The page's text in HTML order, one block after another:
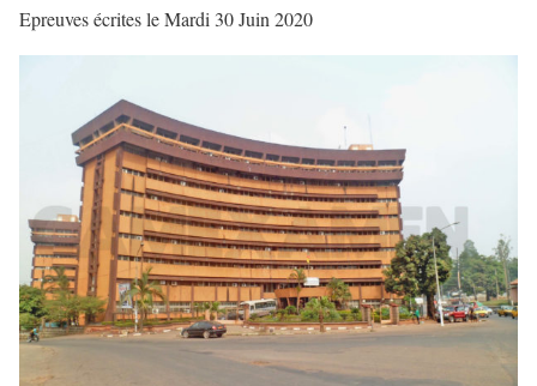
Epreuves écrites le Mardi 30 Juin 2020